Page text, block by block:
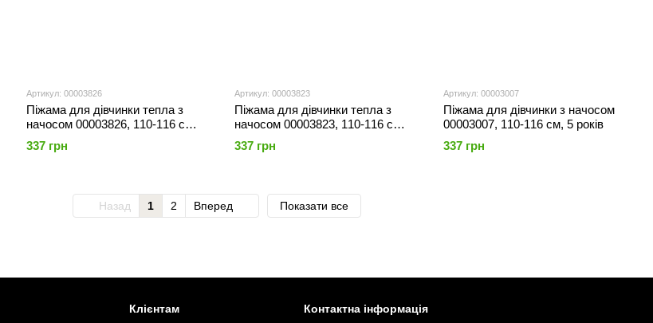
Артикул: 00003826
Піжама для дівчинки тепла з
начосом 00003826, 110-116 см,
5 років
337 грн
Артикул: 00003823
Піжама для дівчинки тепла з
начосом 00003823, 110-116 см,
5 років
337 грн
Артикул: 00003007
Піжама для дівчинки з начосом
00003007, 110-116 см, 5 років
337 грн
Назад 1 2 Вперед Показати все
Клієнтам Контактна інформація